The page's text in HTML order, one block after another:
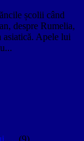
școlii când
despre Rumelia,
asiatică. Apele lui